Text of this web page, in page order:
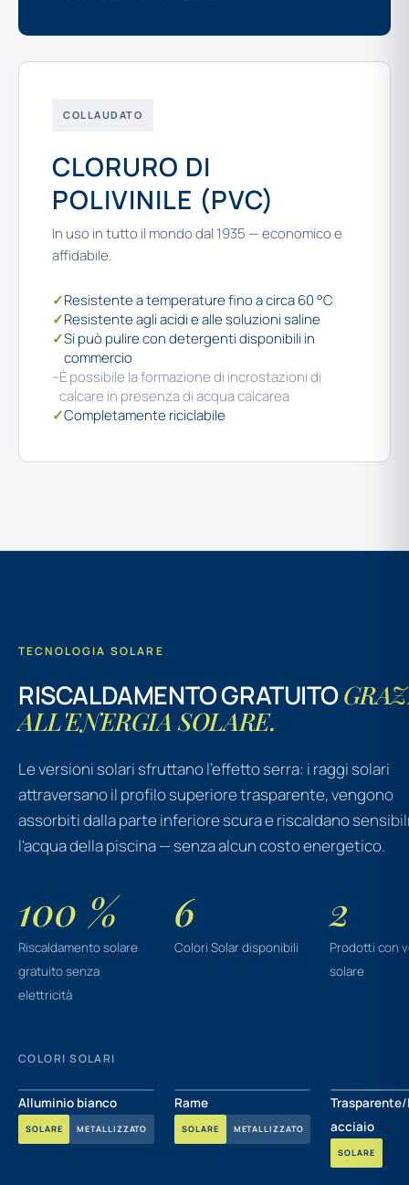
COLLAUDATO
CLORURO DI
POLIVINILE (PVC)
In uso in tutto il mondo dal 1935 — economico e
affidabile.
✓Resistente a temperature fino a circa 60 °C
✓Resistente agli acidi e alle soluzioni saline
✓Si può pulire con detergenti disponibili in
commercio
–È possibile la formazione di incrostazioni di
calcare in presenza di acqua calcarea
✓Completamente riciclabile
TECNOLOGIA SOLARE
RISCALDAMENTO GRATUITO
ALL'ENERGIA SOLARE.
Le versioni solari sfruttano l'effetto serra: i raggi solari
attraversano il profilo superiore trasparente, vengono
assorbiti dalla parte inferiore scura e riscaldano
l'acqua della piscina — senza alcun costo energetico.
100 %
Riscaldamento solare
gratuito senza
elettricità
6
Colori Solar disponibili
2
Prodotti con
solare
COLORI SOLARI
Alluminio bianco
SOLARE METALLIZZATO
Rame
SOLARE METALLIZZATO
acciaio
SOLARE